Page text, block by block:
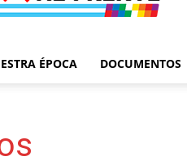
Al
ÉPOCA DOCUMENTOS